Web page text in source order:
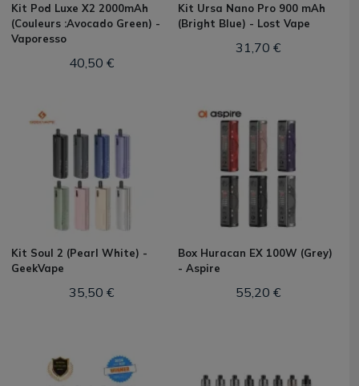
Kit Pod Luxe X2 2000mAh
(Couleurs :Avocado Green) -
Vaporesso
40,50 €
Kit Ursa Nano Pro 900 mAh
(Bright Blue) - Lost Vape
31,70 €
Kit Soul 2 (Pearl White) -
GeekVape
35,50 €
Box Huracan EX 100W (Grey)
- Aspire
55,20 €